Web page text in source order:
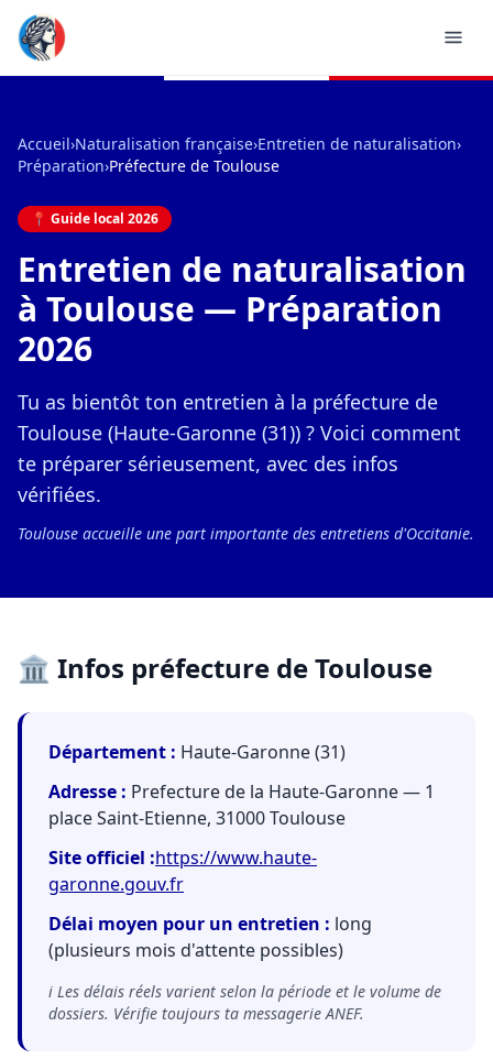
Accueil›Naturalisation française›Entretien de naturalisation›
Préparation›Préfecture de Toulouse
📍 Guide local 2026
Entretien de naturalisation
à Toulouse — Préparation
2026
Tu as bientôt ton entretien à la préfecture de
Toulouse (Haute-Garonne (31)) ? Voici comment
te préparer sérieusement, avec des infos
vérifiées.
Toulouse accueille une part importante des entretiens d'Occitanie.
🏛️ Infos préfecture de Toulouse
Département : Haute-Garonne (31)
Adresse : Prefecture de la Haute-Garonne — 1
place Saint-Etienne, 31000 Toulouse
Site officiel :https://www.haute-
garonne.gouv.fr
Délai moyen pour un entretien : long
(plusieurs mois d'attente possibles)
ℹ️ Les délais réels varient selon la période et le volume de
dossiers. Vérifie toujours ta messagerie ANEF.